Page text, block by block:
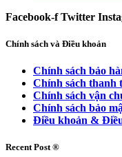
Facebook-f Twitter
Chính sách và Điều khoản
Chính sách bảo
Chính sách thanh
Chính sách vận
Chính sách bảo
Điều khoản &
Recent Post ®